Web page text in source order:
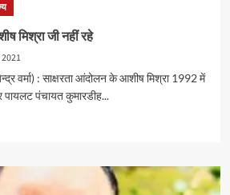
मिश्रा जी नहीं रहे
वर्मा) : साक्षरता आंदोलन के आशीष मिश्रा 1992 में
पंचायत कुमारडीह...